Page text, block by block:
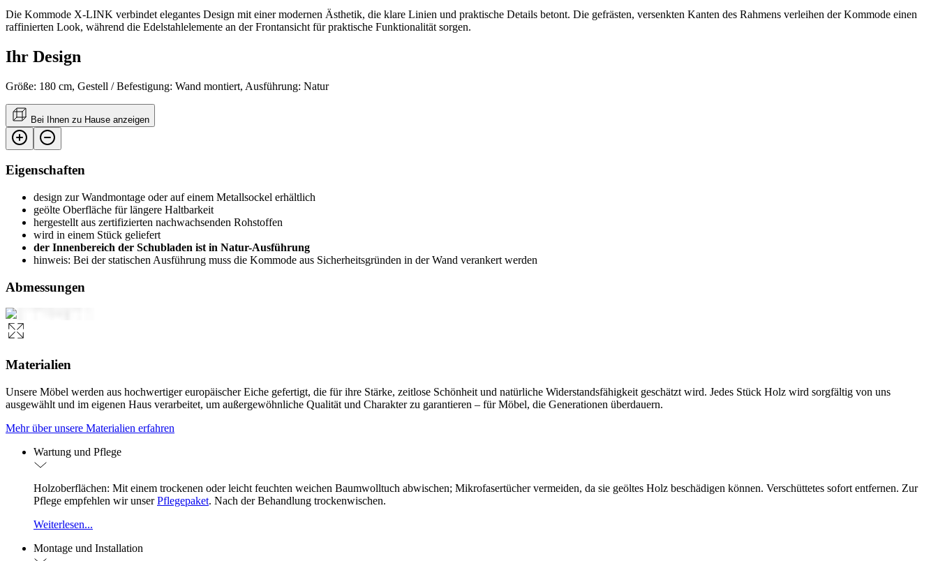
Die Kommode X-LINK verbindet elegantes Design mit einer modernen Ästhetik, die klare Linien und praktische Details betont. Die gefrästen, versenkten Kanten des Rahmens verleihen der Kommode einen
raffinierten Look, während die Edelstahlelemente an der Frontansicht für praktische Funktionalität sorgen.
Ihr Design
Größe: 180 cm, Gestell / Befestigung: Wand montiert, Ausführung: Natur
Bei Ihnen zu Hause anzeigen
Eigenschaften
design zur Wandmontage oder auf einem Metallsockel erhältlich
geölte Oberfläche für längere Haltbarkeit
hergestellt aus zertifizierten nachwachsenden Rohstoffen
wird in einem Stück geliefert
der Innenbereich der Schubladen ist in Natur-Ausführung
hinweis: Bei der statischen Ausführung muss die Kommode aus Sicherheitsgründen in der Wand verankert werden
Abmessungen
Materialien
Unsere Möbel werden aus hochwertiger europäischer Eiche gefertigt, die für ihre Stärke, zeitlose Schönheit und natürliche Widerstandsfähigkeit geschätzt wird. Jedes Stück Holz wird sorgfältig von uns
ausgewählt und im eigenen Haus verarbeitet, um außergewöhnliche Qualität und Charakter zu garantieren – für Möbel, die Generationen überdauern.
Mehr über unsere Materialien erfahren
Wartung und Pflege
Holzoberflächen: Mit einem trockenen oder leicht feuchten weichen Baumwolltuch abwischen; Mikrofasertücher vermeiden, da sie geöltes Holz beschädigen können. Verschüttetes sofort entfernen. Zur
Pflege empfehlen wir unserPflegepaket. Nach der Behandlung trockenwischen.
Weiterlesen...
Montage und Installation